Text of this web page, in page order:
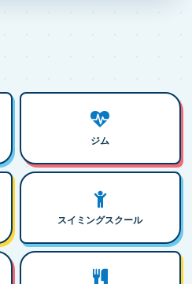
ジム
スイミングスクール